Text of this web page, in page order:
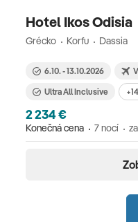
Hotel Ikos Odisia
Grécko Korfu Dassia
6.10. - 13.10.2026
Ultra All Inclusive
2 234 €
Konečná cena 7 nocí